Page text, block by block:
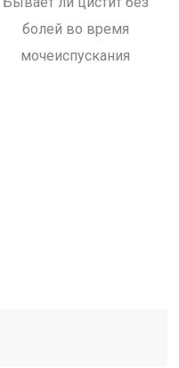
болей во время
мочеиспускания